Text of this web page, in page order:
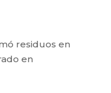
residuos en
en